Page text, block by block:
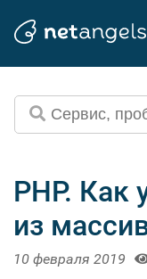
PHP. Как
из
10 февраля 2019